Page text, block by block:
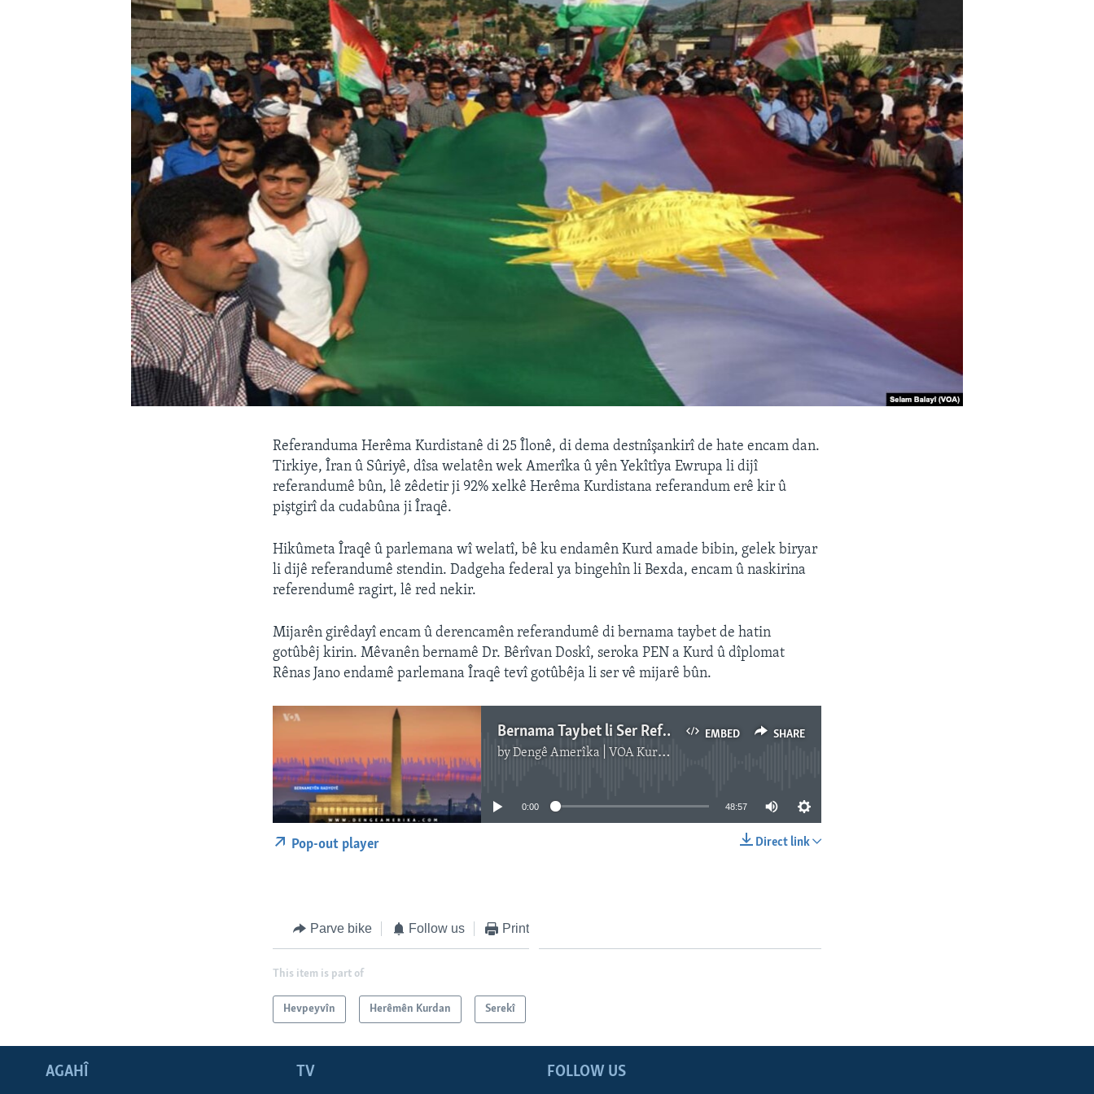
Referanduma Herêma Kurdistanê di 25 Îlonê, di dema destnîşankirî de hate encam dan.
Tirkiye, Îran û Sûriyê, dîsa welatên wek Amerîka û yên Yekîtîya Ewrupa li dijî
referandumê bûn, lê zêdetir ji 92% xelkê Herêma Kurdistana referandum erê kir û
piştgirî da cudabûna ji Îraqê.
Hikûmeta Îraqê û parlemana wî welatî, bê ku endamên Kurd amade bibin, gelek biryar
li dijê referandumê stendin. Dadgeha federal ya bingehîn li Bexda, encam û naskirina
referendumê ragirt, lê red nekir.
Mijarên girêdayî encam û derencamên referandumê di bernama taybet de hatin
gotûbêj kirin. Mêvanên bernamê Dr. Bêrîvan Doskî, seroka PEN a Kurd û dîplomat
Rênas Jano endamê parlemana Îraqê tevî gotûbêja li ser vê mijarê bûn.
EMBED SHARE
Bernama Taybet li Ser Referandumê
byDengê Amerîka | VOA Kurmanji
No media source currently available
0:00 48:57
Direct link
Pop-out player
Parve bike Follow us Print
This item is part of
Hevpeyvîn Herêmên Kurdan Serekî
FOLLOW US
AGAHÎ TV